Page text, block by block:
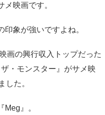
映画です。
象が強いですよね。
画の興行収入トップだった
・モンスター』がサメ映
した。
』。